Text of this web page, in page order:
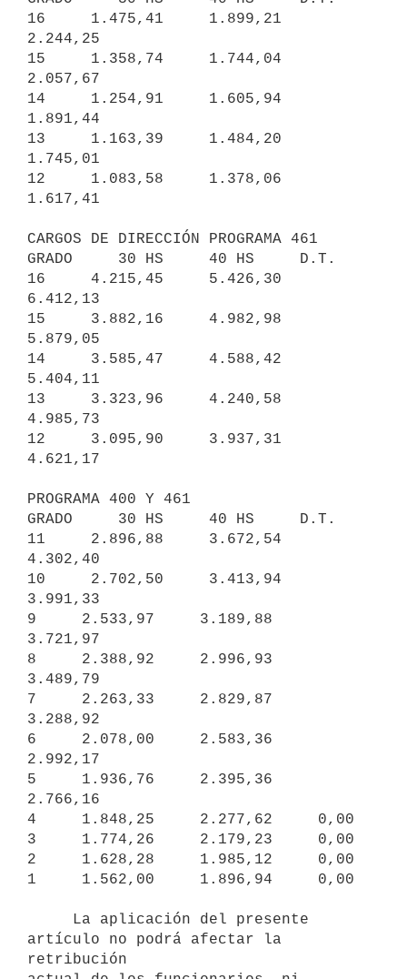
16     1.475,41     1.899,21
2.244,25
15     1.358,74     1.744,04
2.057,67
14     1.254,91     1.605,94
1.891,44
13     1.163,39     1.484,20
1.745,01
12     1.083,58     1.378,06
1.617,41
CARGOS DE DIRECCIÓN PROGRAMA 461
GRADO     30 HS     40 HS     D.T.
16     4.215,45     5.426,30
6.412,13
15     3.882,16     4.982,98
5.879,05
14     3.585,47     4.588,42
5.404,11
13     3.323,96     4.240,58
4.985,73
12     3.095,90     3.937,31
4.621,17
PROGRAMA 400 Y 461
GRADO     30 HS     40 HS     D.T.
11     2.896,88     3.672,54
4.302,40
10     2.702,50     3.413,94
3.991,33
9     2.533,97     3.189,88
3.721,97
8     2.388,92     2.996,93
3.489,79
7     2.263,33     2.829,87
3.288,92
6     2.078,00     2.583,36
2.992,17
5     1.936,76     2.395,36
2.766,16
4     1.848,25     2.277,62     0,00
3     1.774,26     2.179,23     0,00
2     1.628,28     1.985,12     0,00
1     1.562,00     1.896,94     0,00
artículo no podrá afectar la
retribución